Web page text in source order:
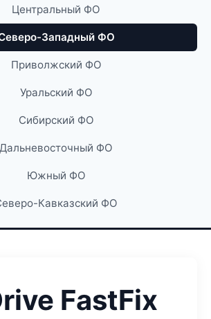
Центральный ФО
Западный ФО
Приволжский ФО
Уральский ФО
Сибирский ФО
Дальневосточный ФО
Южный ФО
Кавказский ФО
FastFix